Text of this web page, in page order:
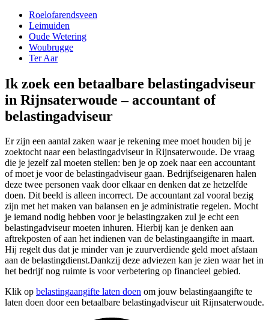
Roelofarendsveen
Leimuiden
Oude Wetering
Woubrugge
Ter Aar
Ik zoek een betaalbare belastingadviseur
in Rijnsaterwoude – accountant of
belastingadviseur
Er zijn een aantal zaken waar je rekening mee moet houden bij je
zoektocht naar een belastingadviseur in Rijnsaterwoude. De vraag
die je jezelf zal moeten stellen: ben je op zoek naar een accountant
of moet je voor de belastingadviseur gaan. Bedrijfseigenaren halen
deze twee personen vaak door elkaar en denken dat ze hetzelfde
doen. Dit beeld is alleen incorrect. De accountant zal vooral bezig
zijn met het maken van balansen en je administratie regelen. Mocht
je iemand nodig hebben voor je belastingzaken zul je echt een
belastingadviseur moeten inhuren. Hierbij kan je denken aan
aftrekposten of aan het indienen van de belastingaangifte in maart.
Hij regelt dus dat je minder van je zuurverdiende geld moet afstaan
aan de belastingdienst.Dankzij deze adviezen kan je zien waar het in
het bedrijf nog ruimte is voor verbetering op financieel gebied.
Klik op belastingaangifte laten doen om jouw belastingaangifte te
laten doen door een betaalbare belastingadviseur uit Rijnsaterwoude.